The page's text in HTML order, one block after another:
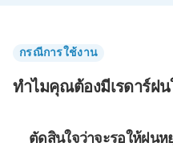
กรณีการใช้งาน
ทำไมคุณต้องมีเรดาร์ฝน
ตัดสินใจว่าจะรอให้ฝนห